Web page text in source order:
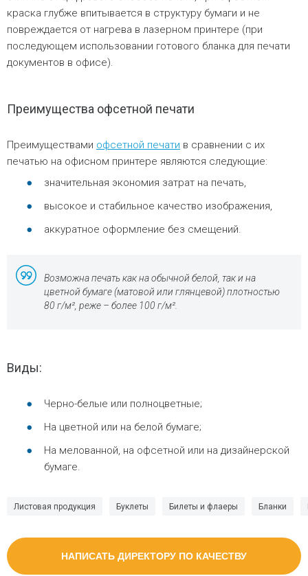
Листовая продукция Буклеты Билеты и флаеры Бланки
НАПИСАТЬ ДИРЕКТОРУ ПО КАЧЕСТВУ
краска глубже впитывается в структуру бумаги и не
повреждается от нагрева в лазерном принтере (при
последующем использовании готового бланка для печати
документов в офисе).
Преимущества офсетной печати
Преимуществами офсетной печати в сравнении с их
печатью на офисном принтере являются следующие:
значительная экономия затрат на печать,
высокое и стабильное качество изображения,
аккуратное оформление без смещений.
Возможна печать как на обычной белой, так и на
цветной бумаге (матовой или глянцевой) плотностью
80 г/м², реже – более 100 г/м².
Виды:
Черно-белые или полноцветные;
На цветной или на белой бумаге;
На мелованной, на офсетной или на дизайнерской
бумаге.